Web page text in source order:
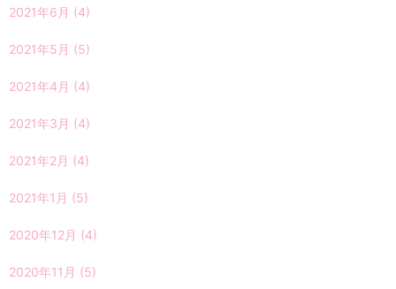
2021年6月 (4)
2021年5月 (5)
2021年4月 (4)
2021年3月 (4)
2021年2月 (4)
2021年1月 (5)
2020年12月 (4)
2020年11月 (5)